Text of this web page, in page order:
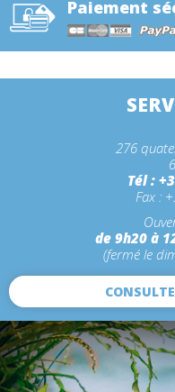
Paiement
276
Tél :
Fax :
de 9h20 à
(fermé le